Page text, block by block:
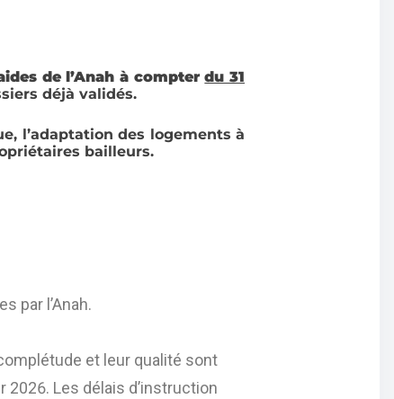
de l’Anah à compterdu 31
déjà validés.
l’adaptation des logements à
bailleurs.
par l’Anah.
et leur qualité sont
Les délais d’instruction